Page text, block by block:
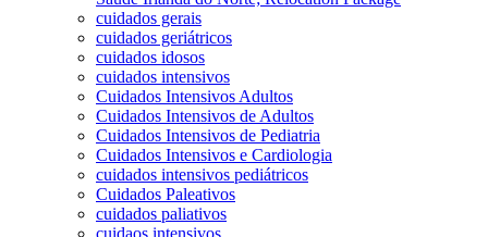
cuidados gerais
cuidados geriátricos
cuidados idosos
cuidados intensivos
Cuidados Intensivos Adultos
Cuidados Intensivos de Adultos
Cuidados Intensivos de Pediatria
Cuidados Intensivos e Cardiologia
cuidados intensivos pediátricos
Cuidados Paleativos
cuidados paliativos
cuidaos intensivos